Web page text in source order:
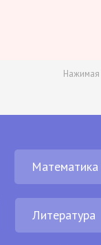
Нажимая
Математика
Литература